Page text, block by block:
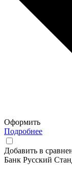
Оформить
Подробнее
Добавить в
Банк Русский